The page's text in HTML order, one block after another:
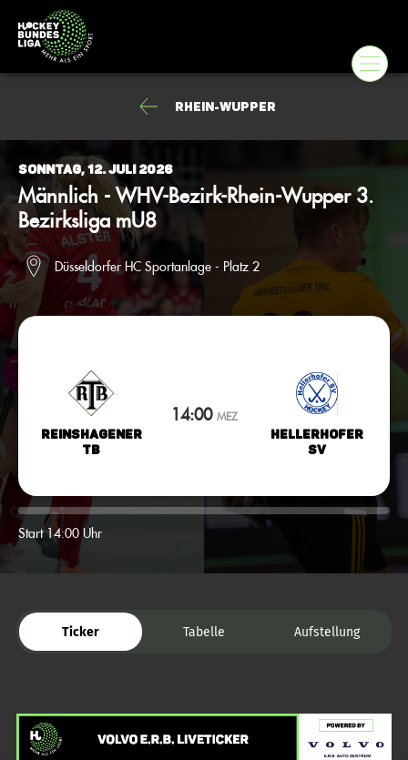
Rhein-Wupper
Sonntag, 12. Juli 2026
Männlich - WHV-Bezirk-Rhein-Wupper 3.
Bezirksliga mU8
Düsseldorfer HC Sportanlage - Platz 2
Reinshagener
TB
14:00 MEZ
Hellerhofer
SV
Start 14:00 Uhr
Ticker Tabelle Aufstellung